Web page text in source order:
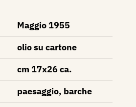
Maggio 1955
olio su cartone
cm 17x26 ca.
paesaggio, barche